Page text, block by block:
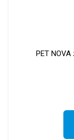
PET NOVA